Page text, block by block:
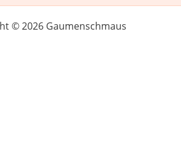
© 2026 Gaumenschmaus